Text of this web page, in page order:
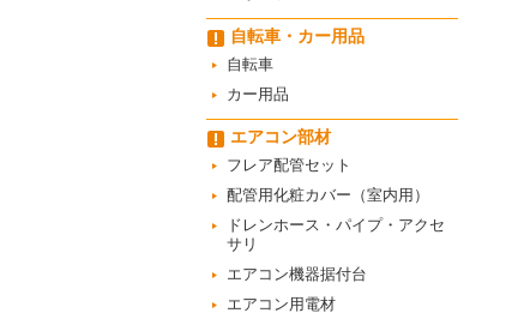
自転車・カー用品
自転車
カー用品
エアコン部材
フレア配管セット
配管用化粧カバー（室内用）
ドレンホース・パイプ・アクセ
サリ
エアコン機器据付台
エアコン用電材